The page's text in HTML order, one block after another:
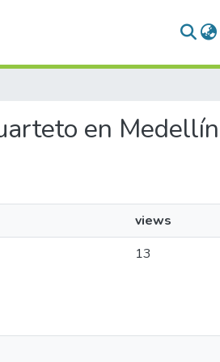
en Medellín
views
13